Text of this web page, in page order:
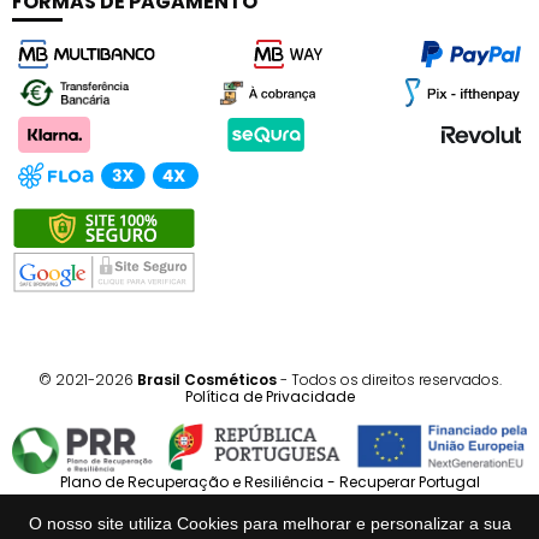
O nosso site utiliza Cookies para melhorar e personalizar a sua
© 2021-2026 Brasil Cosméticos- Todos os direitos reservados.
Política de Privacidade
Plano de Recuperação e Resiliência - Recuperar Portugal